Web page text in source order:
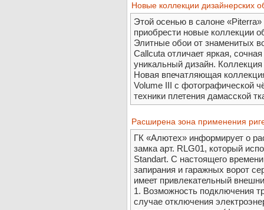
Новые коллекции дизайнерских
Этой осенью в салоне
приобрести новые коллекции
Элитные обои от знаменитых
Callcuta отличает яркая,
уникальный дизайн.
Новая впечатляющая
Volume III с фотографической
техники плетения дамасской
Расширена зона применения
ГК «Алютех» информирует о
замка арт. RLG01, который
Standart. С настоящего
запирания и гаражных ворот
имеет привлекательный
1. Возможность подключения
случае отключения